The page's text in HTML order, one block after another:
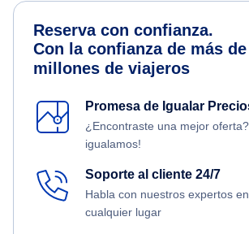
Reserva con confianza.
Con la confianza de más de
millones de viajeros
Promesa de Igualar
¿Encontraste una mejor oferta?
igualamos!
Soporte al cliente 24/7
Habla con nuestros expertos
cualquier lugar